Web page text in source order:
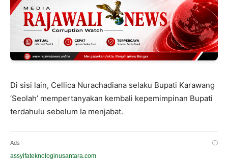
Di sisi lain, Cellica Nurachadiana selaku Bupati Karawang
‘Seolah’ mempertanyakan kembali kepemimpinan Bupati
terdahulu sebelum Ia menjabat.
Ads ⓘ
assyifateknologinusantara.com